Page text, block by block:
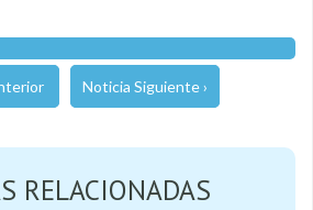
Noticia Siguiente ›
RELACIONADAS